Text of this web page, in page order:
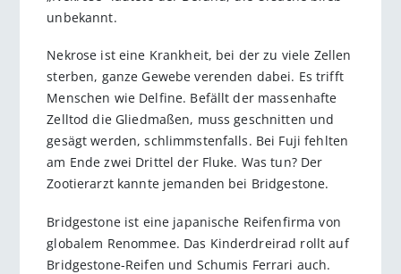
unbekannt.
Nekrose ist eine Krankheit, bei der zu viele Zellen
sterben, ganze Gewebe verenden dabei. Es trifft
Menschen wie Delfine. Befällt der massenhafte
Zelltod die Gliedmaßen, muss geschnitten und
gesägt werden, schlimmstenfalls. Bei Fuji fehlten
am Ende zwei Drittel der Fluke. Was tun? Der
Zootierarzt kannte jemanden bei Bridgestone.
Bridgestone ist eine japanische Reifenfirma von
globalem Renommee. Das Kinderdreirad rollt auf
Bridgestone-Reifen und Schumis Ferrari auch.